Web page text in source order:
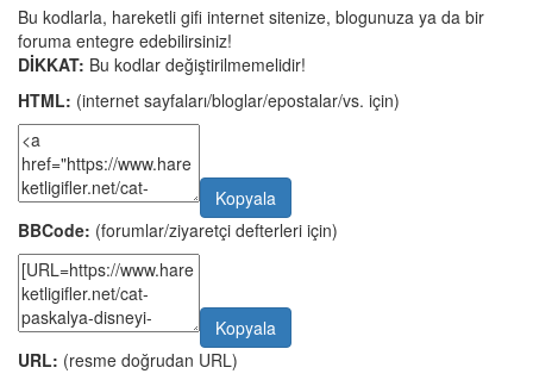
Bu kodlarla, hareketli gifi internet sitenize, blogunuza ya da bir
foruma entegre edebilirsiniz!
DİKKAT: Bu kodlar değiştirilmemelidir!
HTML: (internet sayfaları/bloglar/epostalar/vs. için)
Kopyala
BBCode: (forumlar/ziyaretçi defterleri için)
Kopyala
URL: (resme doğrudan URL)